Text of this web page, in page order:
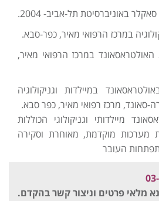
באוניברסיטת תל-אביב- 2004.
במרכז הרפואי מאיר, כפר-סבא.
האולטראסאונד במרכז הרפואי מאיר,
במיילדות וגניקולוגיה
סאונד, מרכז רפואי מאיר, כפר סבא.
מיילדותי וגניקולוגי הכוללות
מערכות מוקדמת, מאוחרת וסקירה
העובר
0
מלאי פרטים וניצור קשר בהקדם.